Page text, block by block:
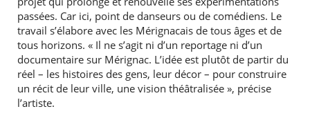
passées. Car ici, point de danseurs ou de comédiens. Le
travail s’élabore avec les Mérignacais de tous âges et de
tous horizons. « Il ne s’agit ni d’un reportage ni d’un
documentaire sur Mérignac. L’idée est plutôt de partir du
réel – les histoires des gens, leur décor – pour construire
un récit de leur ville, une vision théâtralisée », précise
l’artiste.